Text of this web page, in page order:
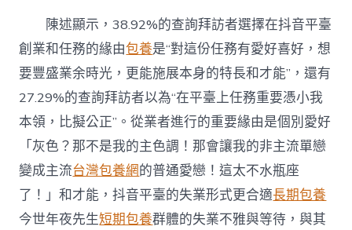
陳述顯示，38.92%的查詢拜訪者選擇在抖音平臺
創業和任務的緣由包養是“對這份任務有愛好喜好，想
要豐盛業余時光，更能施展本身的特長和才能”，還有
27.29%的查詢拜訪者以為“在平臺上任務重要憑小我
本領，比擬公正”。從業者進行的重要緣由是個別愛好
「灰色？那不是我的主色調！那會讓我的非主流單戀
變成主流台灣包養網的普通愛戀！這太不水瓶座
了！」和才能，抖音平臺的失業形式更合適長期包養
今世年夜先生短期包養群體的失業不雅與等待，與其